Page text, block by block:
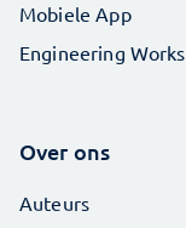
Mobiele App
Engineering Works
Over ons
Auteurs